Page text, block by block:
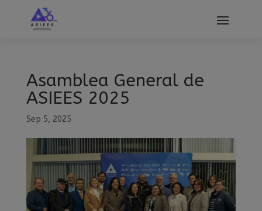
Asamblea General de
ASIEES 2025
Sep 5, 2025